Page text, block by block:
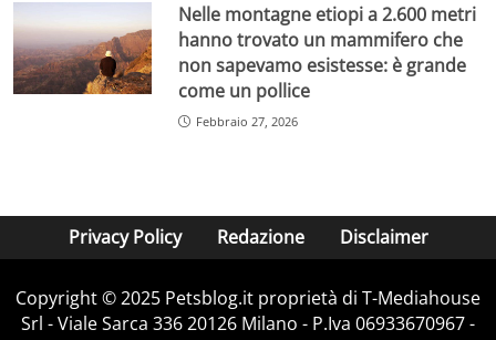
Nelle montagne etiopi a 2.600 metri
hanno trovato un mammifero che
non sapevamo esistesse: è grande
come un pollice
Febbraio 27, 2026
Privacy Policy Redazione Disclaimer
Copyright © 2025 Petsblog.it proprietà di T-Mediahouse
Srl - Viale Sarca 336 20126 Milano - P.Iva 06933670967 -